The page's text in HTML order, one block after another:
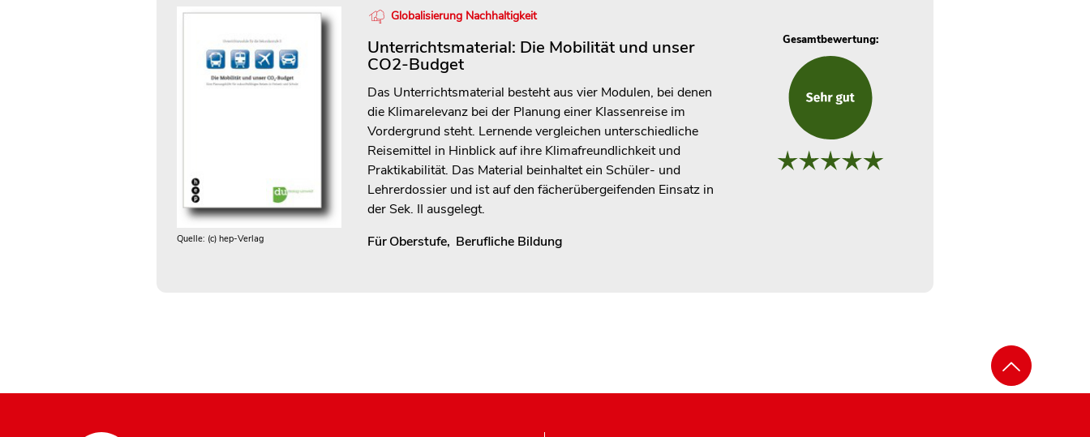
Quelle: (c) hep-Verlag
Globalisierung Nachhaltigkeit
Unterrichtsmaterial: Die Mobilität und unser
CO2-Budget
Das Unterrichtsmaterial besteht aus vier Modulen, bei denen
die Klimarelevanz bei der Planung einer Klassenreise im
Vordergrund steht. Lernende vergleichen unterschiedliche
Reisemittel in Hinblick auf ihre Klimafreundlichkeit und
Praktikabilität. Das Material beinhaltet ein Schüler- und
Lehrerdossier und ist auf den fächerübergeifenden Einsatz in
der Sek. II ausgelegt.
FürOberstufe, Berufliche Bildung
Gesamtbewertung: